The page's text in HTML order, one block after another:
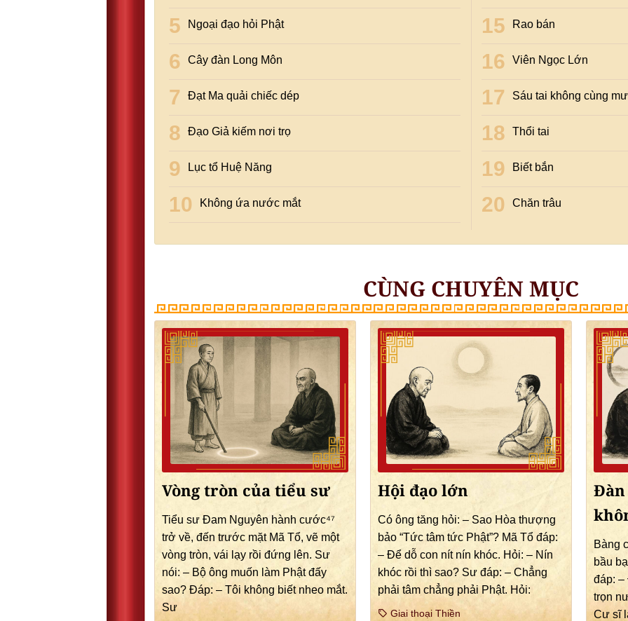
Ngoại đạo hỏi Phật
Cây đàn Long Môn
Đạt Ma quải chiếc dép
Đạo Giả kiếm nơi trọ
Lục tổ Huệ Năng
Không ứa nước mắt
Rao bán
Viên Ngọc Lớn
Sáu tai không cùng
Thổi tai
Biết bắn
Chăn trâu
CÙNG CHUYÊN MỤC
Vòng tròn của tiểu sư
Tiểu sư Đam Nguyên hành cước⁴⁷
trở về, đến trước mặt Mã Tổ, vẽ một
vòng tròn, vái lạy rồi đứng lên. Sư
nói: – Bộ ông muốn làm Phật đấy
sao? Đáp: – Tôi không biết nheo mắt.
Sư
Hội đạo lớn
Có ông tăng hỏi: – Sao Hòa thượng
bảo “Tức tâm tức Phật”? Mã Tổ đáp:
– Để dỗ con nít nín khóc. Hỏi: – Nín
khóc rồi thì sao? Sư đáp: – Chẳng
phải tâm chẳng phải Phật. Hỏi:
Giai thoại Thiền
Đàn
Bàng
bầu
đáp: –
trọn
Cư sĩ